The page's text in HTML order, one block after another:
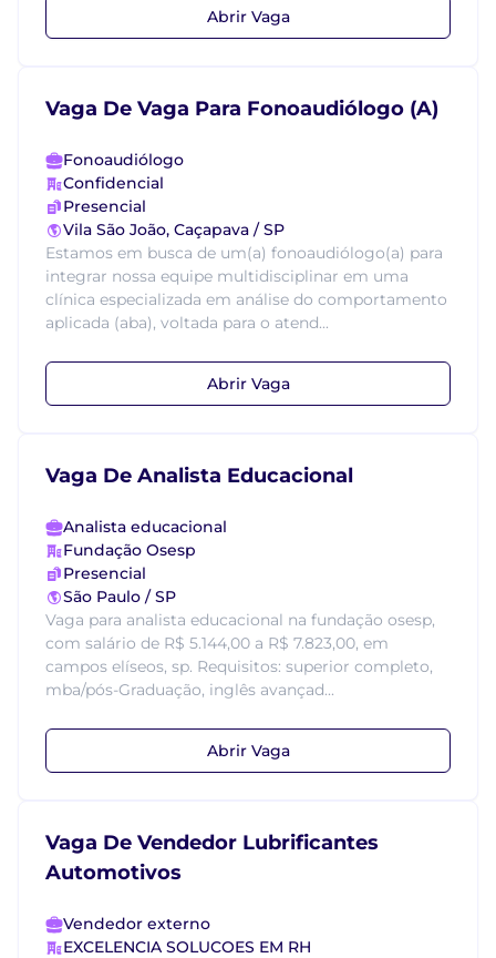
Abrir Vaga
Vaga De Vaga Para Fonoaudiólogo (A)
Fonoaudiólogo
Confidencial
Presencial
Vila São João, Caçapava / SP
Estamos em busca de um(a) fonoaudiólogo(a) para
integrar nossa equipe multidisciplinar em uma
clínica especializada em análise do comportamento
aplicada (aba), voltada para o atend...
Abrir Vaga
Vaga De Analista Educacional
Analista educacional
Fundação Osesp
Presencial
São Paulo / SP
Vaga para analista educacional na fundação osesp,
com salário de R$ 5.144,00 a R$ 7.823,00, em
campos elíseos, sp. Requisitos: superior completo,
mba/pós-Graduação, inglês avançad...
Abrir Vaga
Vaga De Vendedor Lubrificantes
Automotivos
Vendedor externo
EXCELENCIA SOLUCOES EM RH